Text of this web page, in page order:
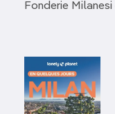
Fonderie